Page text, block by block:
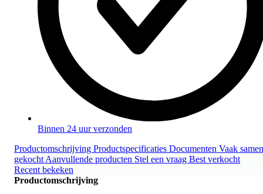
Binnen 24 uur verzonden
Productomschrijving Productspecificaties Documenten Vaak samen
gekocht Aanvullende producten Stel een vraag Best verkocht
Recent bekeken
Productomschrijving